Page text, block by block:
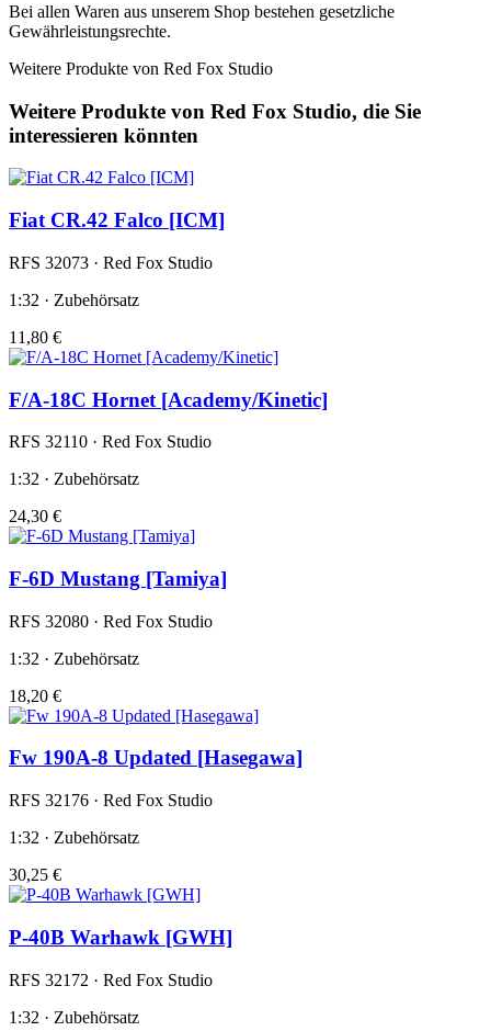
Bei allen Waren aus unserem Shop bestehen gesetzliche
Gewährleistungsrechte.
Weitere Produkte von Red Fox Studio
Weitere Produkte von Red Fox Studio, die Sie
interessieren könnten
Fiat CR.42 Falco [ICM]
RFS 32073 · Red Fox Studio
1:32 · Zubehörsatz
11,80 €
F/A-18C Hornet [Academy/Kinetic]
RFS 32110 · Red Fox Studio
1:32 · Zubehörsatz
24,30 €
F-6D Mustang [Tamiya]
RFS 32080 · Red Fox Studio
1:32 · Zubehörsatz
18,20 €
Fw 190A-8 Updated [Hasegawa]
RFS 32176 · Red Fox Studio
1:32 · Zubehörsatz
30,25 €
P-40B Warhawk [GWH]
RFS 32172 · Red Fox Studio
1:32 · Zubehörsatz